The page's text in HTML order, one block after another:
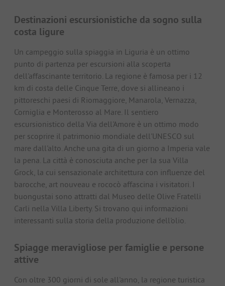
Destinazioni escursionistiche da sogno sulla
costa ligure
Un campeggio sulla spiaggia in Liguria è un ottimo
punto di partenza per escursioni alla scoperta
dell'affascinante territorio. La regione è famosa per i 12
km di costa delle Cinque Terre, dove si allineano i
pittoreschi paesi di Riomaggiore, Manarola, Vernazza,
Corniglia e Monterosso al Mare. Il sentiero
escursionistico della Via dell'Amore è un ottimo modo
per scoprire il patrimonio mondiale dell'UNESCO sul
mare dall'alto. Anche una gita di un giorno a Imperia vale
la pena. La città è conosciuta anche per la sua Villa
Grock, la cui sensazionale architettura con influenze del
barocche, art nouveau e rococò affascina i visitatori. I
buongustai sono attratti dal Museo delle Olive Fratelli
Carli nella Villa Liberty. Si trovano qui informazioni
interessanti sulla storia della produzione dell'olio.
Spiagge meravigliose per famiglie e persone
attive
Con oltre 300 giorni di sole all'anno, la regione turistica